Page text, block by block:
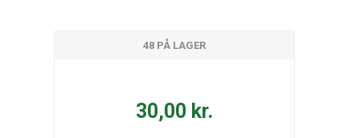
48 PÅ LAGER
30,00 kr.